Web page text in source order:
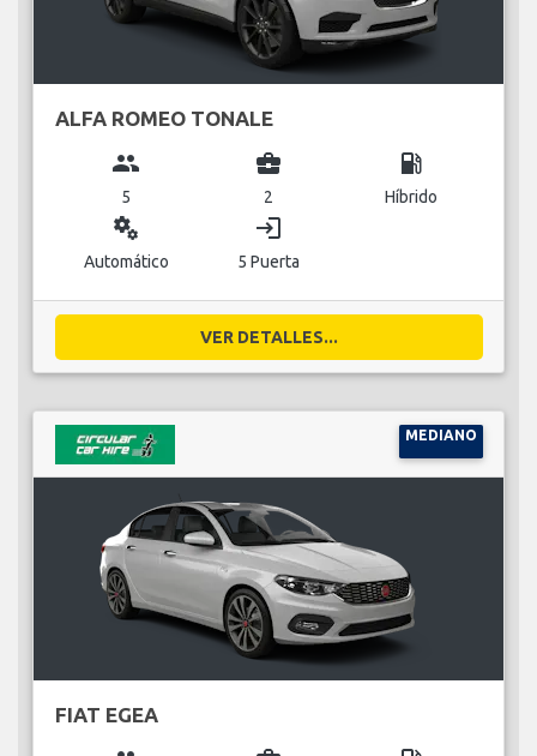
ALFA ROMEO TONALE
group
5
business_center
2
local_gas_station
Híbrido
miscellaneous_services
Automático
login
5 Puerta
VER DETALLES...
MEDIANO
FIAT EGEA